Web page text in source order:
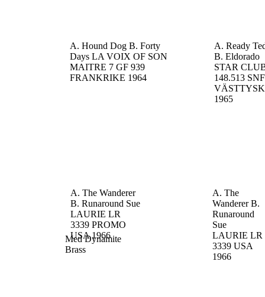
A. Hound Dog B. Forty
Days LA VOIX OF SON
MAITRE 7 GF 939
FRANKRIKE 1964
A. Ready
B. Eldorado
STAR
148.513 SNF
1965
A. The
Wanderer B.
Runaround
Sue
LAURIE LR
3339 USA
1966
A. The Wanderer
B. Runaround Sue
LAURIE LR
3339 PROMO
USA1966
Med Dynamite
Brass